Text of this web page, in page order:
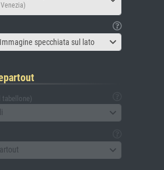
specchiata sul lato